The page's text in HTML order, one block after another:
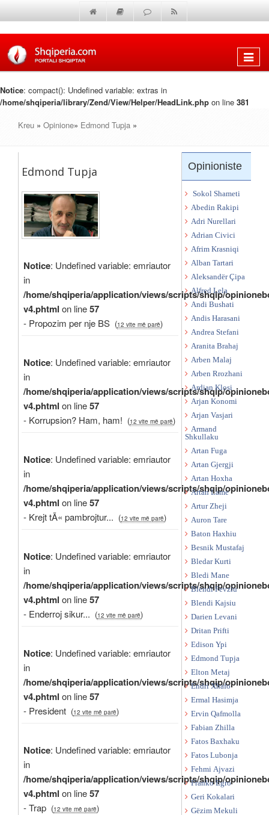
Shfaq
Notice: compact(): Undefined variable: extras in
/home/shqiperia/library/Zend/View/Helper/HeadLink.php on line 381
Kreu » Opinione» Edmond Tupja »
Edmond Tupja
Notice: Undefined variable: emriautor
in
/home/shqiperia/application/views/scripts/shqip/
v4.phtml on line57
- Propozim per nje BS (12 vite më parë)
Notice: Undefined variable: emriautor
in
/home/shqiperia/application/views/scripts/shqip/
v4.phtml on line57
- Korrupsion? Ham, ham! (12 vite më parë)
Notice: Undefined variable: emriautor
in
/home/shqiperia/application/views/scripts/shqip/
v4.phtml on line57
- Krejt tÃ« pambrojtur... (12 vite më parë)
Notice: Undefined variable: emriautor
in
/home/shqiperia/application/views/scripts/shqip/
v4.phtml on line57
- Enderroj sikur... (12 vite më parë)
Notice: Undefined variable: emriautor
in
/home/shqiperia/application/views/scripts/shqip/
v4.phtml on line57
- President (12 vite më parë)
Notice: Undefined variable: emriautor
in
/home/shqiperia/application/views/scripts/shqip/
v4.phtml on line57
- Trap (12 vite më parë)
Opinioniste
Sokol Shameti
Abedin Rakipi
Adri Nurellari
Adrian Civici
Afrim Krasniqi
Alban Tartari
Aleksandër Çipa
Alfred Lela
Andi Bushati
Andis Harasani
Andrea Stefani
Aranita Brahaj
Arben Malaj
Arben Rrozhani
Ardian Klosi
Arjan Konomi
Arjan Vasjari
Armand
Shkullaku
Artan Fuga
Artan Gjergji
Artan Hoxha
Artan Lame
Artur Zheji
Auron Tare
Baton Haxhiu
Besnik Mustafaj
Bledar Kurti
Bledi Mane
Blendi Fevziu
Blendi Kajsiu
Darien Levani
Dritan Prifti
Edison Ypi
Edmond Tupja
Elton Metaj
Endri Xhafo
Ermal Hasimja
Ervin Qafmolla
Fabian Zhilla
Fatos Baxhaku
Fatos Lubonja
Fehmi Ajvazi
Franko Egro
Geri Kokalari
Gëzim Mekuli